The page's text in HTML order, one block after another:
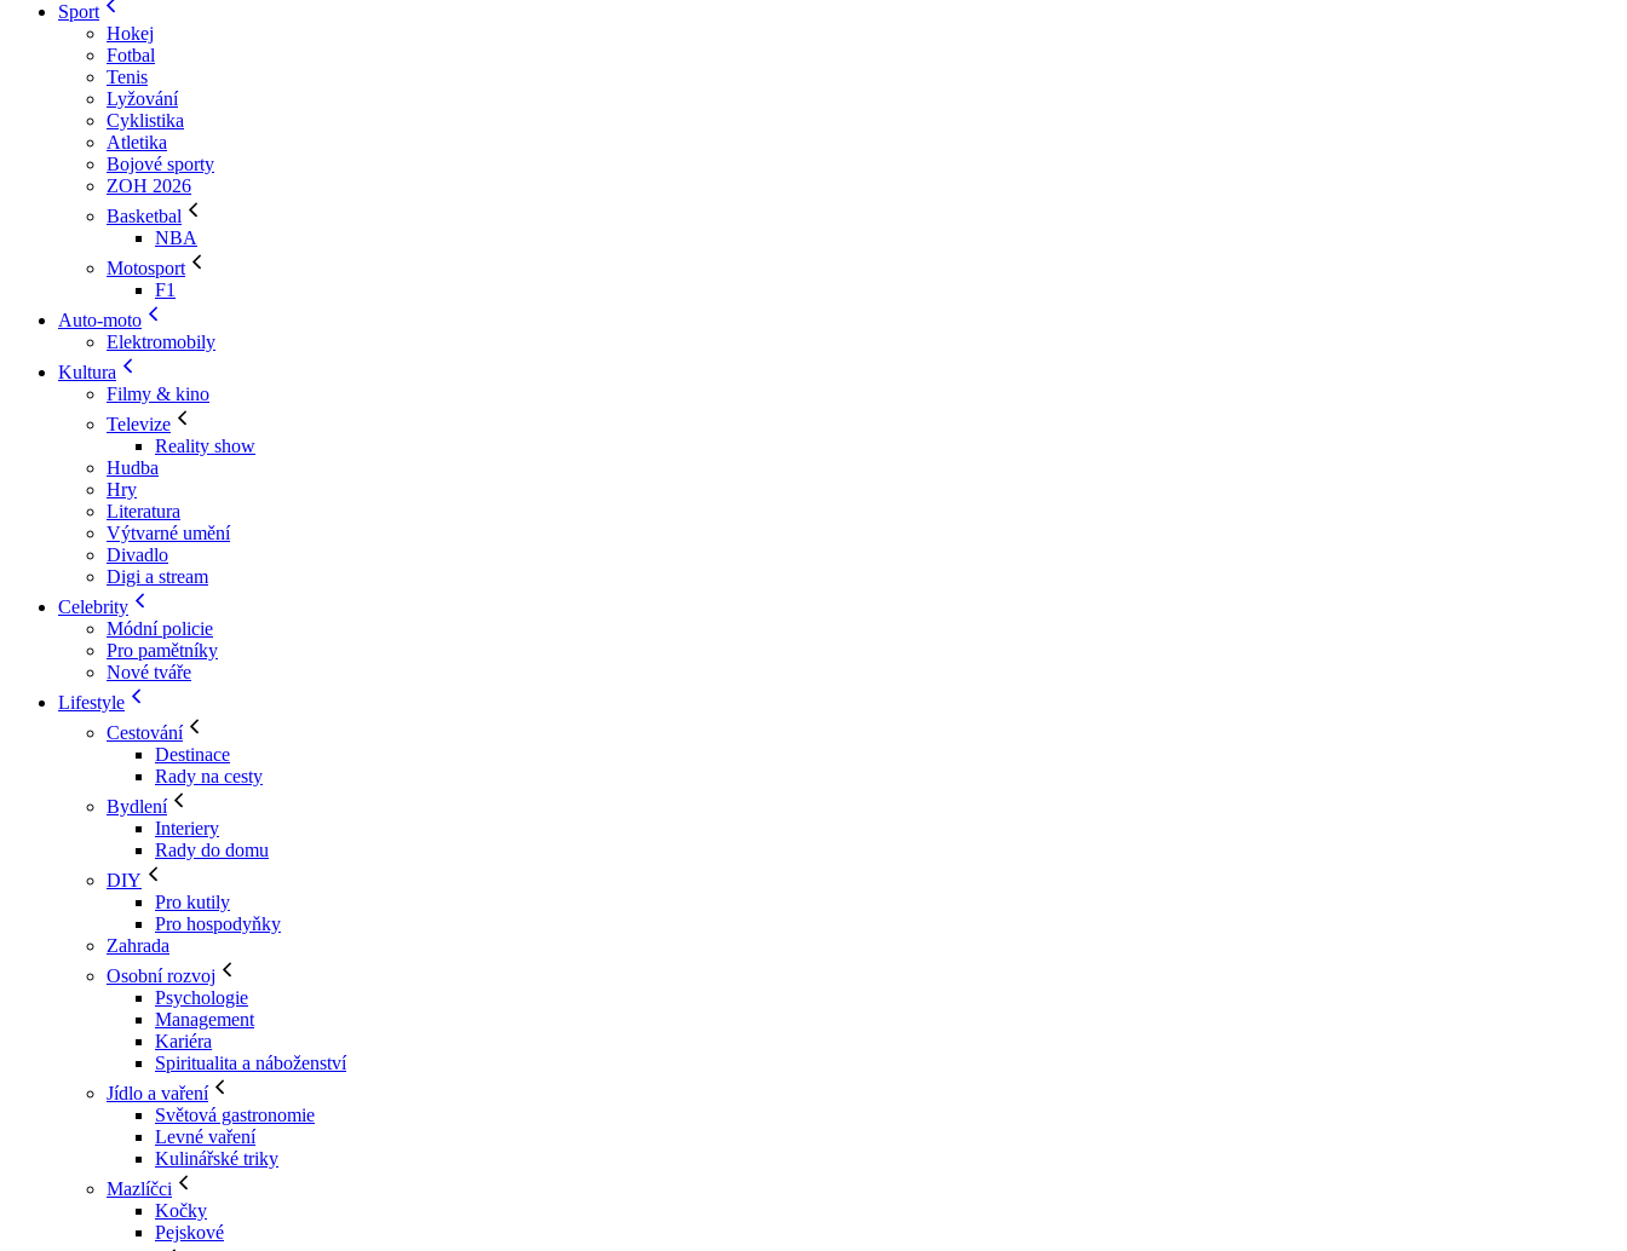
Sport
Hokej
Fotbal
Tenis
Lyžování
Cyklistika
Atletika
Bojové sporty
ZOH 2026
Basketbal
NBA
Motosport
F1
Auto-moto
Elektromobily
Kultura
Filmy & kino
Televize
Reality show
Hudba
Hry
Literatura
Výtvarné umění
Divadlo
Digi a stream
Celebrity
Módní policie
Pro pamětníky
Nové tváře
Lifestyle
Cestování
Destinace
Rady na cesty
Bydlení
Interiery
Rady do domu
DIY
Pro kutily
Pro hospodyňky
Zahrada
Osobní rozvoj
Psychologie
Management
Kariéra
Spiritualita a náboženství
Jídlo a vaření
Světová gastronomie
Levné vaření
Kulinářské triky
Mazlíčci
Kočky
Pejskové